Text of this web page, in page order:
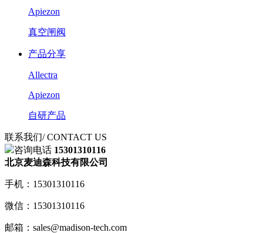
Apiezon
真空闸阀
产品分享
Allectra
Apiezon
自研产品
联系我们/ CONTACT US
咨询电话 15301310116
北京麦迪森科技有限公司
手机：15301310116
微信：15301310116
邮箱：sales@madison-tech.com